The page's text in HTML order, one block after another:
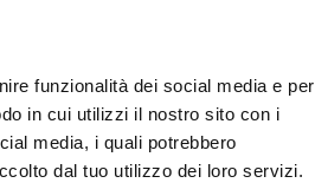
funzionalità dei social media e per
in cui utilizzi il nostro sito con i
media, i quali potrebbero
dal tuo utilizzo dei loro servizi.